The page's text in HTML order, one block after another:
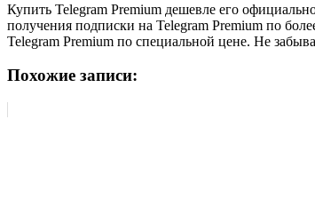
Купить Telegram Premium дешевле его
получения подписки на Telegram Premium по
Telegram Premium по специальной цене. Не
Похожие записи: